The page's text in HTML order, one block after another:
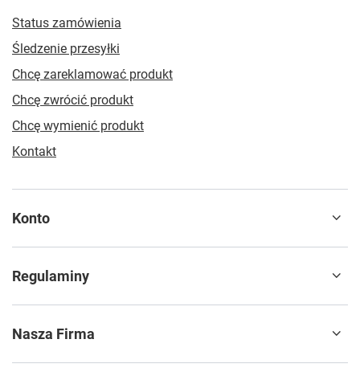
Status zamówienia
Śledzenie przesyłki
Chcę zareklamować produkt
Chcę zwrócić produkt
Chcę wymienić produkt
Kontakt
Konto
Regulaminy
Nasza Firma